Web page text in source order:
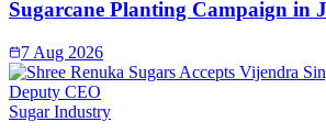
Sugarcane Planting Campaign in
7 Aug 2026
Sugar Industry